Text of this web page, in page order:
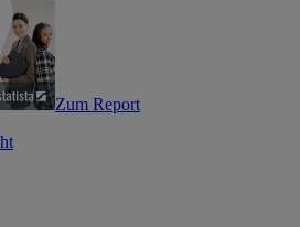
Zum Report